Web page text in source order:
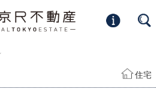
住宅